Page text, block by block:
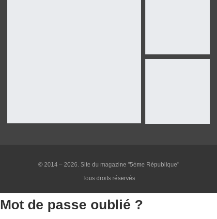
© 2014 – 2026. Site du magazine "5ème République"
Tous droits réservés
Mot de passe oublié ?